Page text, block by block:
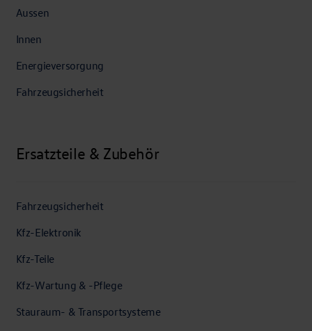
Aussen
Innen
Energieversorgung
Fahrzeugsicherheit
Ersatzteile & Zubehör
Fahrzeugsicherheit
Kfz-Elektronik
Kfz-Teile
Kfz-Wartung & -Pflege
Stauraum- & Transportsysteme